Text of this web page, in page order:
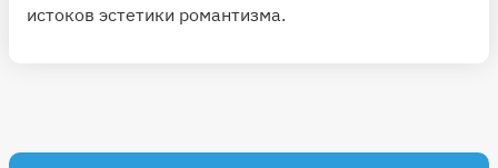
истоков эстетики романтизма.